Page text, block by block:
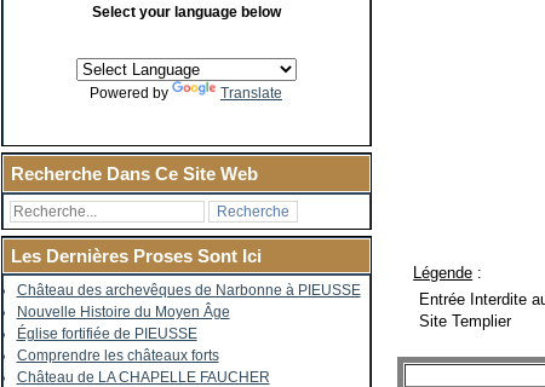
Select your language below
Powered by Translate
Recherche Dans Ce Site Web
Les Dernières Proses Sont Ici
Château des archevêques de Narbonne à PIEUSSE
Nouvelle Histoire du Moyen Âge
Église fortifiée de PIEUSSE
Comprendre les châteaux forts
Château de LA CHAPELLE FAUCHER
Légende :
Entrée Interdite
Site Templier